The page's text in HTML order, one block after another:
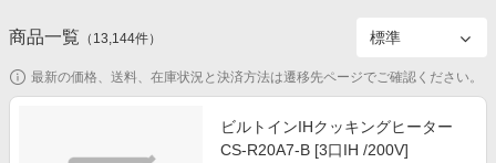
食品・スイーツ・お酒
コスメ・健康・医薬品
初回購入者限定特典
対象ストア新規限定特典
商品一覧 （ 13,144件）
最新の価格、送料、在庫状況と決済方法は遷移先ページでご確認ください。
ビルトインIHクッキングヒーター
CS-R20A7-B [3口IH /200V]